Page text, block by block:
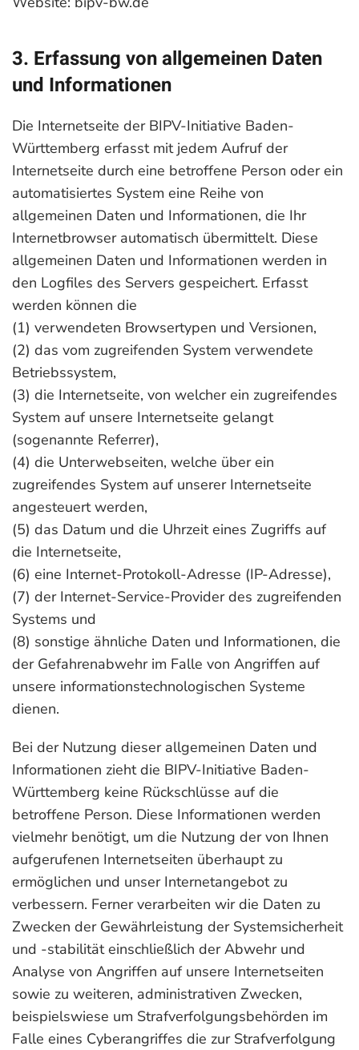
3. Erfassung von allgemeinen Daten
und Informationen
Die Internetseite der BIPV-Initiative Baden-
Württemberg erfasst mit jedem Aufruf der
Internetseite durch eine betroffene Person oder ein
automatisiertes System eine Reihe von
allgemeinen Daten und Informationen, die Ihr
Internetbrowser automatisch übermittelt. Diese
allgemeinen Daten und Informationen werden in
den Logfiles des Servers gespeichert. Erfasst
werden können die
(1) verwendeten Browsertypen und Versionen,
(2) das vom zugreifenden System verwendete
Betriebssystem,
(3) die Internetseite, von welcher ein zugreifendes
System auf unsere Internetseite gelangt
(sogenannte Referrer),
(4) die Unterwebseiten, welche über ein
zugreifendes System auf unserer Internetseite
angesteuert werden,
(5) das Datum und die Uhrzeit eines Zugriffs auf
die Internetseite,
(6) eine Internet-Protokoll-Adresse (IP-Adresse),
(7) der Internet-Service-Provider des zugreifenden
Systems und
(8) sonstige ähnliche Daten und Informationen, die
der Gefahrenabwehr im Falle von Angriffen auf
unsere informationstechnologischen Systeme
dienen.
Bei der Nutzung dieser allgemeinen Daten und
Informationen zieht die BIPV-Initiative Baden-
Württemberg keine Rückschlüsse auf die
betroffene Person. Diese Informationen werden
vielmehr benötigt, um die Nutzung der von Ihnen
aufgerufenen Internetseiten überhaupt zu
ermöglichen und unser Internetangebot zu
verbessern. Ferner verarbeiten wir die Daten zu
Zwecken der Gewährleistung der Systemsicherheit
und -stabilität einschließlich der Abwehr und
Analyse von Angriffen auf unsere Internetseiten
sowie zu weiteren, administrativen Zwecken,
beispielswiese um Strafverfolgungsbehörden im
Falle eines Cyberangriffes die zur Strafverfolgung